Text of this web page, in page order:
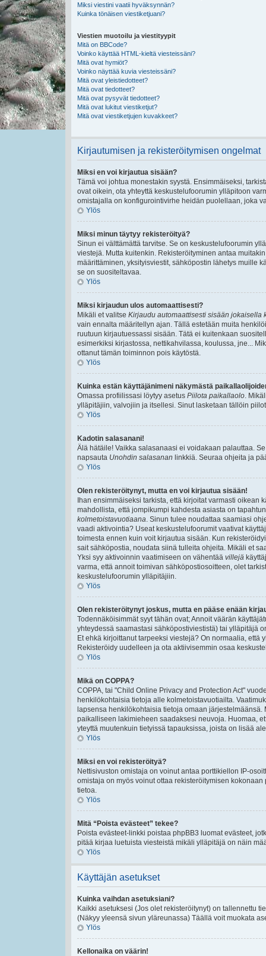
Miksi viestini vaatii hyväksynnän?
Kuinka tönäisen viestiketjuani?
Viestien muotoilu ja viestityypit
Mitä on BBCode?
Voinko käyttää HTML-kieltä viesteissäni?
Mitä ovat hymiöt?
Voinko näyttää kuvia viesteissäni?
Mitä ovat yleistiedotteet?
Mitä ovat tiedotteet?
Mitä ovat pysyvät tiedotteet?
Mitä ovat lukitut viestiketjut?
Mitä ovat viestiketjujen kuvakkeet?
Kirjautumisen ja rekisteröitymisen ongelmat
Miksi en voi kirjautua sisään?
Tämä voi johtua monestakin syystä. Ensimmäiseksi,
ovat oikein, ota yhteyttä keskustelufoorumin ylläpitoon
omistajalla on konfigurointivirhe heidän puolellaan, joka
Ylös
Miksi minun täytyy rekisteröityä?
Sinun ei välttämättä tarvitse. Se on keskustelufoorumin
viestejä. Mutta kuitenkin. Rekisteröityminen antaa
määrittäminen, yksityisviestit, sähköpostin lähetys muille
se on suositeltavaa.
Ylös
Miksi kirjaudun ulos automaattisesti?
Mikäli et valitse Kirjaudu automaattisesti sisään jokaisella
vain ennalta määritellyn ajan. Tällä estetään muita
ruutuun kirjautuessassi sisään. Tätä ei kuitenkaan
esimerkiksi kirjastossa, nettikahvilassa, koulussa, jne...
ottanut tämän toiminnon pois käytöstä.
Ylös
Kuinka estän käyttäjänimeni näkymästä
Omassa profiilissasi löytyy asetus Piilota paikallaolo.
ylläpitäjiin, valvojiin ja itsellesi. Sinut lasketaan tällöin
Ylös
Kadotin salasanani!
Älä hätäile! Vaikka salasanaasi ei voidakaan palauttaa.
napsauta Unohdin salasanan linkkiä. Seuraa ohjeita ja
Ylös
Olen rekisteröitynyt, mutta en voi kirjautua sisään!
Ihan ensimmäiseksi tarkista, että kirjoitat varmasti
mahdollista, että jompikumpi kahdesta asiasta on
kolmetoistavuotiaana. Sinun tulee noudattaa saamiasi
vaadi aktivointia? Useat keskustelufoorumit vaativat
toimesta ennen kuin voit kirjautua sisään. Kun
sait sähköpostia, noudata siinä tulleita ohjeita. Mikäli et
Yksi syy aktivoinnin vaatimiseen on vähentää villejä
varma, että annoit toimivan sähköpostiosoitteen, olet
keskustelufoorumin ylläpitäjiin.
Ylös
Olen rekisteröitynyt joskus, mutta en pääse enään
Todennäköisimmät syyt tähän ovat; Annoit väärän
yhteydessä saamastasi sähköpostiviestistä) tai ylläpitäjä
Et ehkä kirjoittanut tarpeeksi viestejä? On normaalia,
Rekisteröidy uudelleen ja ota aktiivisemmin osaa
Ylös
Mikä on COPPA?
COPPA, tai "Child Online Privacy and Protection Act"
henkilökohtaisia tietoja alle kolmetoistavuotiailta.
lapsensa henkilökohtaisia tietoja omaan
paikalliseen lakimieheen saadaksesi neuvoja. Huomaa,
yteyttä muutenkuin tietyissä tapauksissa, joista on lisää
Ylös
Miksi en voi rekisteröityä?
Nettisivuston omistaja on voinut antaa porttikiellon IP-
omistaja on myös voinut ottaa rekisteröitymisen
tietoa.
Ylös
Mitä “Poista evästeet” tekee?
Poista evästeet-linkki poistaa phpBB3 luomat evästeet,
pitää kirjaa luetuista viesteistä mikäli ylläpitäjä on näin
Ylös
Käyttäjän asetukset
Kuinka vaihdan asetuksiani?
Kaikki asetuksesi (Jos olet rekisteröitynyt) on tallennettu
(Näkyy yleensä sivun yläreunassa) Täällä voit muokata
Ylös
Kellonaika on väärin!